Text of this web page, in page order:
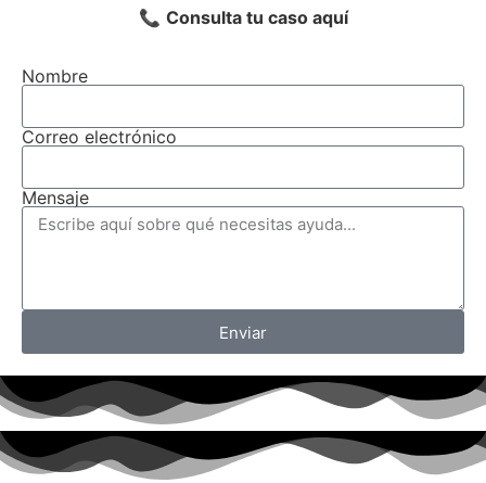
📞 Consulta tu caso aquí
Nombre
Correo electrónico
Mensaje
Enviar